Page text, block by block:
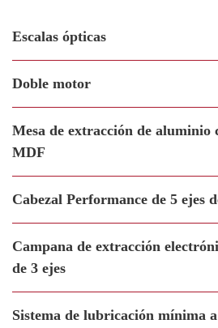
Escalas ópticas
Doble motor
Mesa de extracción de aluminio
MDF
Cabezal Performance de 5 ejes
Campana de extracción
de 3 ejes
Sistema de lubricación mínima